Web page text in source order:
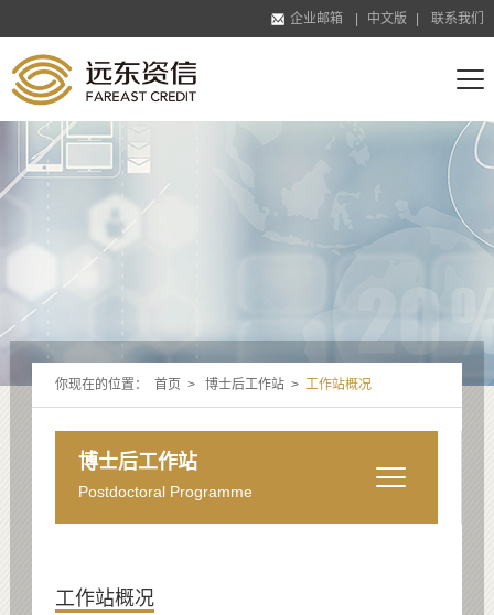
企业邮箱 中文版 联系我们
你现在的位置： 首页 > 博士后工作站 > 工作站概况
博士后工作站
Postdoctoral Programme
工作站概况